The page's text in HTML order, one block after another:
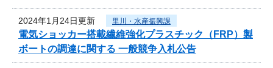
2024年1月24日更新 里川・水産振興課
電気ショッカー搭載繊維強化プラスチック（FRP）製
ボートの調達に関する 一般競争入札公告